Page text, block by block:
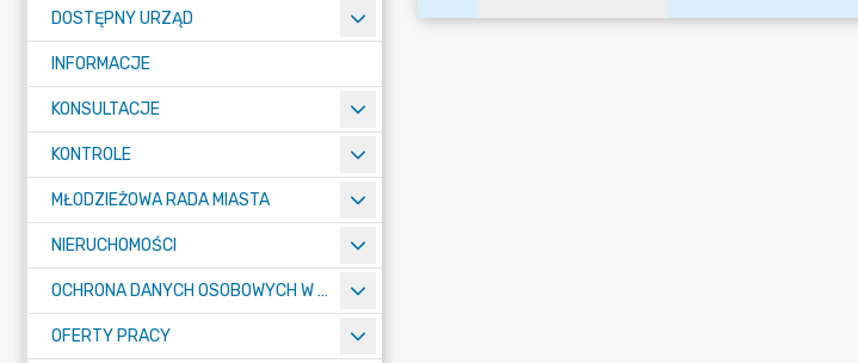
DOSTĘPNY URZĄD
INFORMACJE
KONSULTACJE
KONTROLE
MŁODZIEŻOWA RADA MIASTA
NIERUCHOMOŚCI
OCHRONA DANYCH OSOBOWYCH W URZĘDZIE MIASTA ŻORY - RODO
OFERTY PRACY